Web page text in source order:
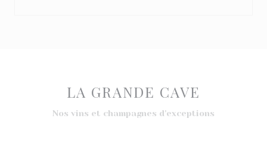
LA GRANDE CAVE
Nos vins et champagnes d'exceptions